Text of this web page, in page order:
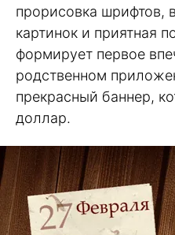
прорисовка шрифтов,
картинок и приятная
формирует первое
родственном
прекрасный баннер,
доллар.